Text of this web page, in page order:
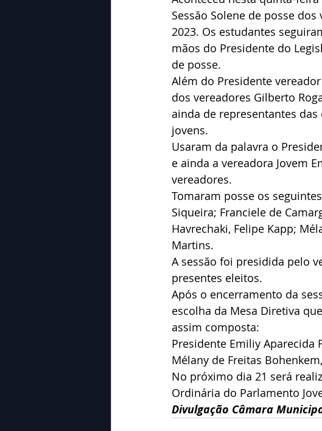
Sessão Solene de posse
2023. Os estudantes
mãos do Presidente do
de posse.
Além do Presidente
dos vereadores Gilberto
ainda de representantes
jovens.
Usaram da palavra o
e ainda a vereadora Jovem
vereadores.
Tomaram posse os
Siqueira; Franciele de
Havrechaki, Felipe Kapp;
Martins.
A sessão foi presidida pelo
presentes eleitos.
Após o encerramento da
escolha da Mesa Diretiva
assim composta:
Presidente Emiliy Aparecida
Mélany de Freitas
No próximo dia 21 será
Ordinária do Parlamento
Divulgação Câmara